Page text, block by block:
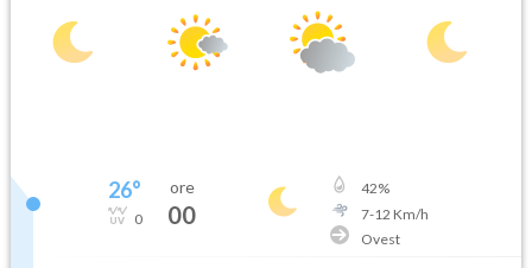
26°
0
ore
00
42%
7-12 Km/h
Ovest